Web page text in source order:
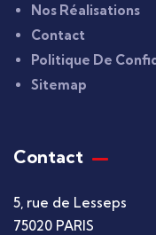
Nos Réalisations
Contact
Politique De
Sitemap
Contact
5, rue de Lesseps
75020 PARIS